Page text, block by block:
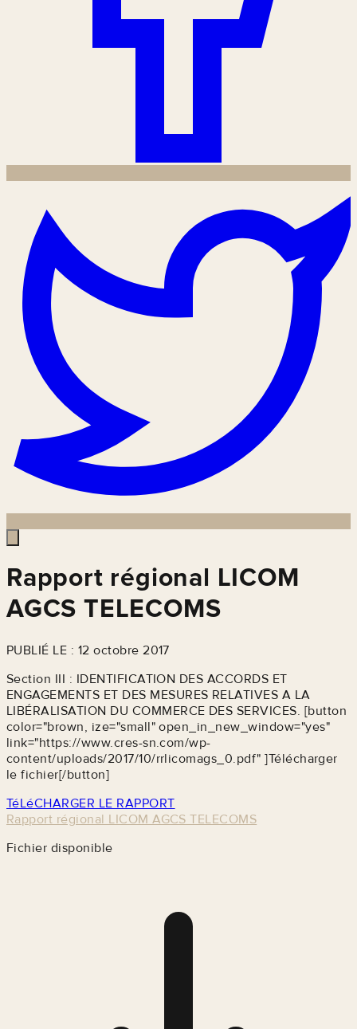
Rapport régional LICOM
AGCS TELECOMS
PUBLIÉ LE : 12 octobre 2017
Section III : IDENTIFICATION DES ACCORDS ET
ENGAGEMENTS ET DES MESURES RELATIVES A LA
LIBÉRALISATION DU COMMERCE DES SERVICES. [button
color="brown, ize="small" open_in_new_window="yes"
link="https://www.cres-sn.com/wp-
content/uploads/2017/10/rrlicomags_0.pdf" ]Télécharger
le fichier[/button]
TéLéCHARGER LE RAPPORT
Rapport régional LICOM AGCS TELECOMS
Fichier disponible